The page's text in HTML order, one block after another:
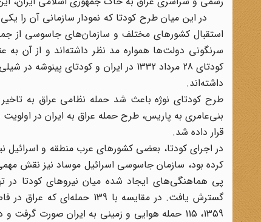
استقبال کشورهای مختلف و سازمان‌های جاسوسی از
سرنگونی دولت‌ها همواره مد نظر داشته‌اند و از آن به
کودتای 28 مرداد 1332 در ایران و
داشته‌اند.
طرح کودتای نوژه باعث شد حمله نظامی عراق به
بنی‌عامری به پاریس، طرح حمله عراق به ایران در
قرار داده شد.
کرده بود، سازمان جاسوسی اسرائیل موساد نیز نقش
پی هماهنگی‌های ایجاد شده میان نیروهای کودتا در